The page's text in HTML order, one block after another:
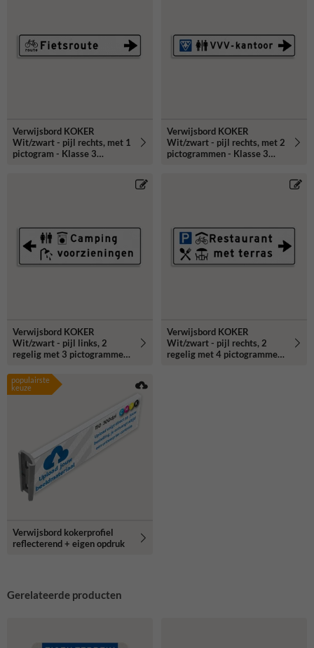
Verwijsbord KOKER
Wit/zwart - pijl rechts, met 1
pictogram - Klasse 3
Verwijsbord KOKER
Wit/zwart - pijl rechts, met 2
pictogrammen - Klasse 3
Verwijsbord KOKER
Wit/zwart - pijl links, 2
regelig met 3 pictogrammen
Verwijsbord KOKER
Wit/zwart - pijl rechts, 2
regelig met 4 pictogrammen
populairste
keuze
Verwijsbord kokerprofiel
reflecterend + eigen opdruk
Gerelateerde producten